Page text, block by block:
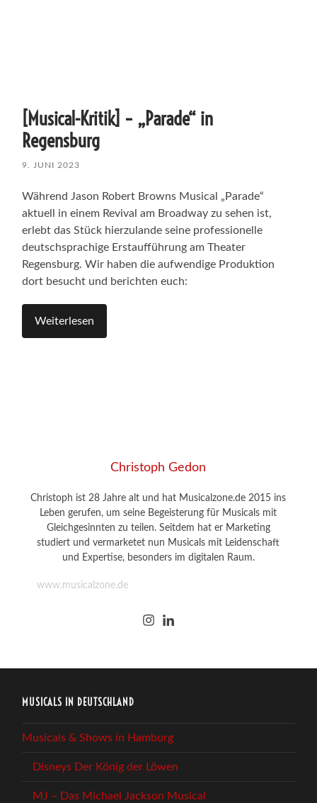
[Musical-Kritik] – „Parade“ in
Regensburg
9. JUNI 2023
Während Jason Robert Browns Musical „Parade“
aktuell in einem Revival am Broadway zu sehen ist,
erlebt das Stück hierzulande seine professionelle
deutschsprachige Erstaufführung am Theater
Regensburg. Wir haben die aufwendige Produktion
dort besucht und berichten euch:
Weiterlesen
Christoph Gedon
Christoph ist 28 Jahre alt und hat Musicalzone.de 2015 ins
Leben gerufen, um seine Begeisterung für Musicals mit
Gleichgesinnten zu teilen. Seitdem hat er Marketing
studiert und vermarketet nun Musicals mit Leidenschaft
und Expertise, besonders im digitalen Raum.
www.musicalzone.de
MUSICALS IN DEUTSCHLAND
Musicals & Shows in Hamburg
Disneys Der König der Löwen
MJ – Das Michael Jackson Musical